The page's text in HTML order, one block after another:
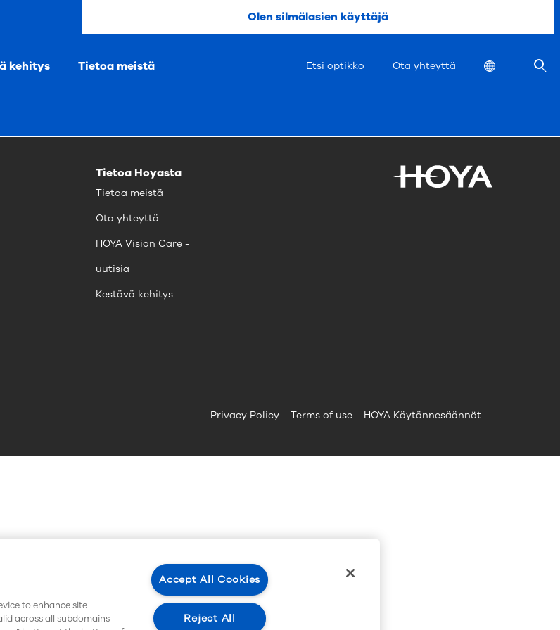
Olen silmälasien käyttäjä
kehitys Tietoa meistä Etsi optikko Ota yhteyttä Location
Tietoa Hoyasta
Tietoa meistä
Ota yhteyttä
HOYA Vision Care -
uutisia
Kestävä kehitys
Privacy Policy Terms of use HOYA Käytännesäännöt
to enhance site
across all subdomains
Accept All Cookies
Reject All